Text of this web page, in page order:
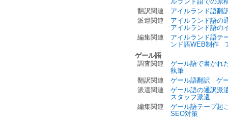
翻訳関連
アイルランド語翻
派遣関連
アイルランド語の
アイルランド語の
編集関連
アイルランド語テ
ンド語WEB制作
ゲール語
調査関連
ゲール語で書かれ
執筆
翻訳関連
ゲール語翻訳
ゲ
派遣関連
ゲール語の通訳派
スタッフ派遣
編集関連
ゲール語テープ起
SEO対策